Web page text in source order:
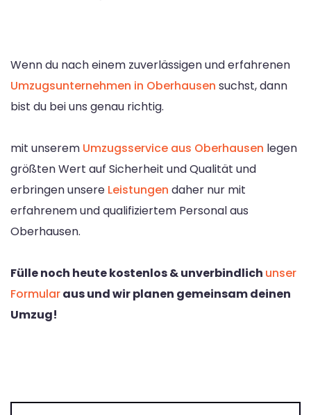
Wenn du nach einem zuverlässigen und erfahrenen
Umzugsunternehmen in Oberhausen suchst, dann
bist du bei uns genau richtig.
mit unserem Umzugsservice aus Oberhausen legen
größten Wert auf Sicherheit und Qualität und
erbringen unsere Leistungen daher nur mit
erfahrenem und qualifiziertem Personal aus
Oberhausen.
Fülle noch heute kostenlos & unverbindlich unser
Formularaus und wir planen gemeinsam deinen
Umzug!